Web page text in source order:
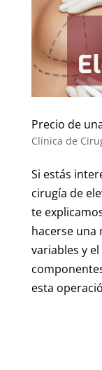
Precio de
Clínica de
Si estás
cirugía de
te
hacerse una
variables y
esta